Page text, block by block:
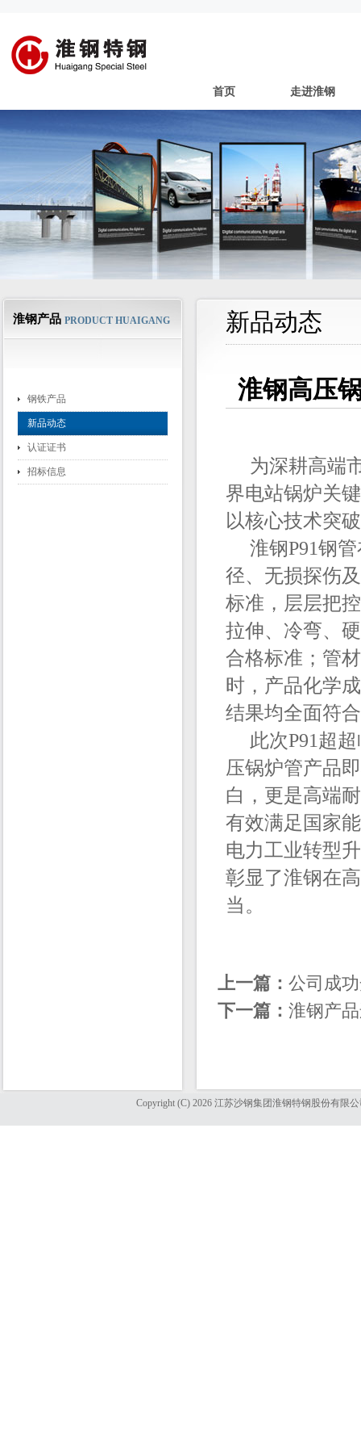
首页 走进淮钢
淮钢产品 PRODUCT HUAIGANG
钢铁产品
新品动态
认证证书
招标信息
新品动态
淮钢高压
为深耕高端
界电站锅炉关
以核心技术突
淮钢P91钢管
径、无损探伤
标准，层层把
拉伸、冷弯、
合格标准；管
时，产品化学
结果均全面符
此次P91超超
压锅炉管产品
白，更是高端
有效满足国家
电力工业转型
彰显了淮钢在
当。
上一篇： 公司成
下一篇： 淮钢产
Copyright (C) 2026 江苏沙钢集团淮钢特钢股份有限